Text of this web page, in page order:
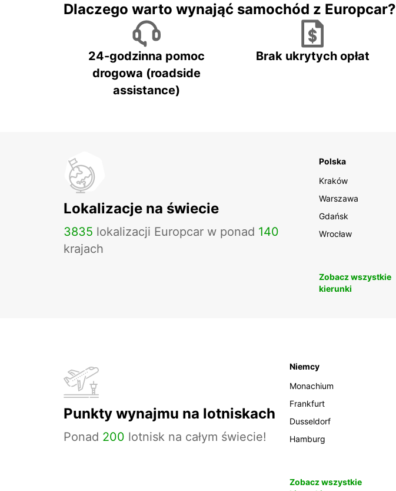
Dlaczego warto wynająć samochód z Europcar?
24-godzinna pomoc
drogowa (roadside
assistance)
Brak ukrytych opłat
Lokalizacje na świecie
3835 lokalizacji Europcar w ponad 140
krajach
Polska
Kraków
Warszawa
Gdańsk
Wrocław
Zobacz wszystkie
kierunki
Punkty wynajmu na lotniskach
Ponad 200 lotnisk na całym świecie!
Niemcy
Monachium
Frankfurt
Dusseldorf
Hamburg
Zobacz wszystkie